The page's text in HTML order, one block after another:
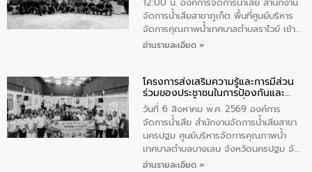
จัดการน้ำเสียสาขาภูเก็ต พื้นที่ศูนย์บริหาร
จัดการคุณภาพน้ำเทศบาลตำบลราไวย์ เข้า
ร่วมโครงการราไวย์สวยด้วยมือและใจเรา
ประชาชน ตัวแทนจากโรงแรมต่างๆ ในเขต
เทศบาลตำบลราไวย์ ศูนย์บริหารจัดการ
คุณภาพน้ำเทศบาลตำบลราไวย์ นำโดยนาย
น้อย แก้วเศษ ผู้จัดการสำนักงานจัดการน้ำ
เสียสาขาภูเก็ต พร้อมด้วยเจ้าหน้าที่ จำนวน
5 คน ร่วมทำกิจกรรม ทำความสะอาด
ชายหาดและแหล่งท่องเที่ยว ณ บริเวณ
อ่านรายละเอียด »
โครงการส่งเสริมความรู้และการมีส่วน
ร่วมของประชาชนในการป้องกันและ
แก้ไขปัญหาน้ำเสียอย่างยั่งยืน
วันที่ 6 สิงหาคม พ.ศ. 2569 องค์การ
จัดการน้ำเสีย สำนักงานจัดการน้ำเสียสาขา
นครปฐม ศูนย์บริหารจัดการคุณภาพน้ำ
เทศบาลตำบลบางเลน จังหวัดนครปฐม จัด
กิจกรรมภายใต้โครงการส่งเสริมความรู้และ
อ่านรายละเอียด »